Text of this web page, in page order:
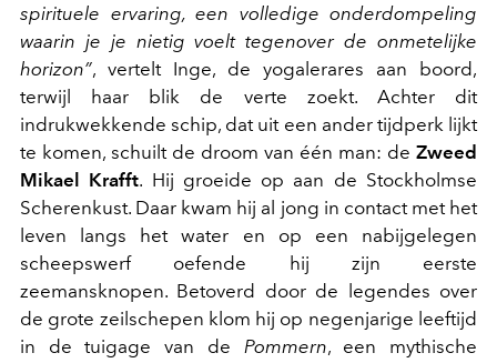
spirituele ervaring, een volledige onderdompeling
waarin je je nietig voelt tegenover de onmetelijke
horizon”, vertelt Inge, de yogalerares aan boord,
terwijl haar blik de verte zoekt. Achter dit
indrukwekkende schip, dat uit een ander tijdperk lijkt
te komen, schuilt de droom van één man: de Zweed
Mikael Krafft. Hij groeide op aan de Stockholmse
Scherenkust. Daar kwam hij al jong in contact met het
leven langs het water en op een nabijgelegen
scheepswerf oefende hij zijn eerste
zeemansknopen. Betoverd door de legendes over
de grote zeilschepen klom hij op negenjarige leeftijd
in de tuigage van de Pommern, een mythische